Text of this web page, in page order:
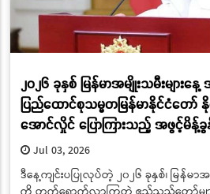
၂၀၂၆ ခုနှစ် မြန်မာအမျိုးသမီးများန
ပြည်ထောင်စုသမ္မတမြန်မာနိုင်ငံတော်
အောင်လှိုင် ပြောကြားသည့် အဖွင့်မိန့်ခွ
Jul 03, 2026
ဒီနေ့ကျင်းပပြုလုပ်တဲ့ ၂၀၂၆ ခုနှစ်၊ မြန်မာအ